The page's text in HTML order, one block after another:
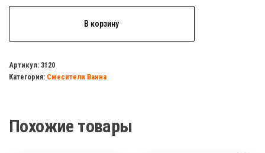
д/
ванны
монокомандный
В корзину
Артикул: 3120
Категория: Смесители Ванна
Похожие товары